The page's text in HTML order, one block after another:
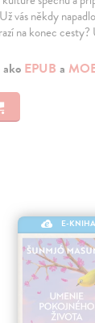
vás někdy
na konec
EPUB a
E-KNIHA